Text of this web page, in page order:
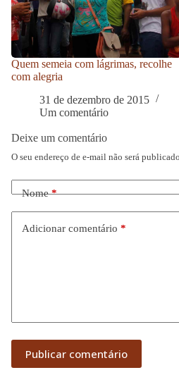
Quem semeia com lágrimas, recolhe
com alegria
31 de dezembro de 2015
Um comentário
Deixe um comentário
O seu endereço de e-mail não será publicado.
Nome*
Adicionar comentário *
Publicar comentário